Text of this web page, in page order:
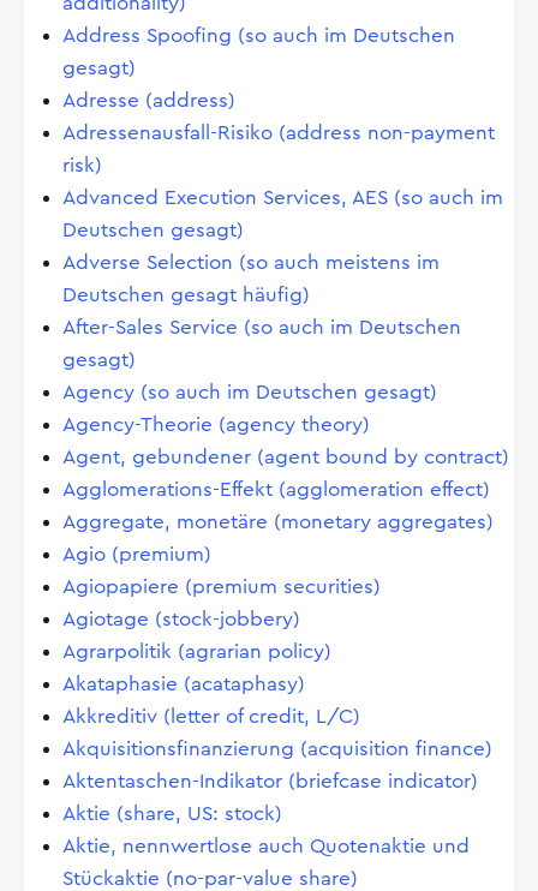
Address Spoofing (so auch im Deutschen
gesagt)
Adresse (address)
Adressenausfall-Risiko (address non-payment
risk)
Advanced Execution Services, AES (so auch im
Deutschen gesagt)
Adverse Selection (so auch meistens im
Deutschen gesagt häufig)
After-Sales Service (so auch im Deutschen
gesagt)
Agency (so auch im Deutschen gesagt)
Agency-Theorie (agency theory)
Agent, gebundener (agent bound by contract)
Agglomerations-Effekt (agglomeration effect)
Aggregate, monetäre (monetary aggregates)
Agio (premium)
Agiopapiere (premium securities)
Agiotage (stock-jobbery)
Agrarpolitik (agrarian policy)
Akataphasie (acataphasy)
Akkreditiv (letter of credit, L/C)
Akquisitionsfinanzierung (acquisition finance)
Aktentaschen-Indikator (briefcase indicator)
Aktie (share, US: stock)
Aktie, nennwertlose auch Quotenaktie und
Stückaktie (no-par-value share)